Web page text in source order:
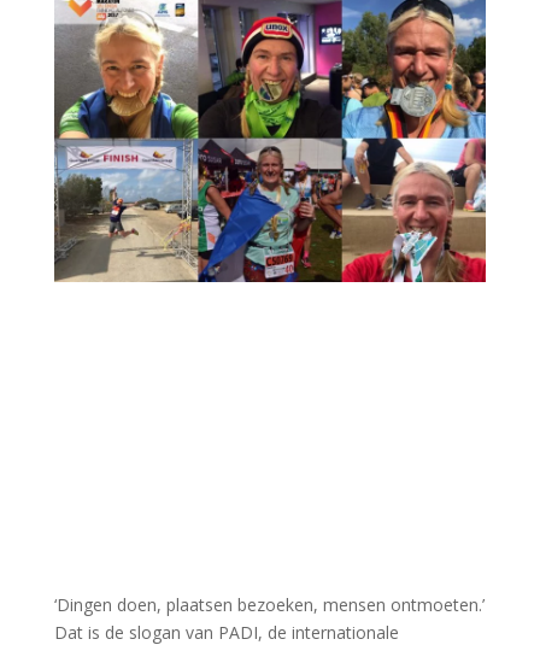
‘Dingen doen, plaatsen bezoeken, mensen ontmoeten.’
Dat is de slogan van PADI, de internationale